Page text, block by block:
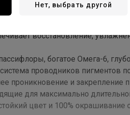
на основе масел арганы и
восстановление,
богатое Омега-6,
проводников пигментов
проникновение и закрепление
для максимально
цвет и 100% окрашивание
Нет, выбрать другой